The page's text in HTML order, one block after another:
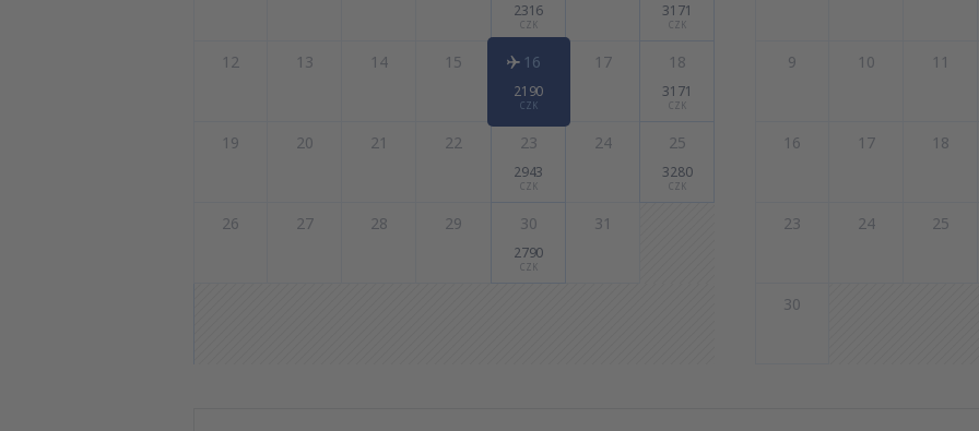
2316
CZK
3171
CZK
12 13 14 15 16
2190
CZK
17 18
3171
CZK
19 20 21 22 23
2943
CZK
24 25
3280
CZK
26 27 28 29 30
2790
CZK
31
9 10 11
16 17 18
23 24 25
30